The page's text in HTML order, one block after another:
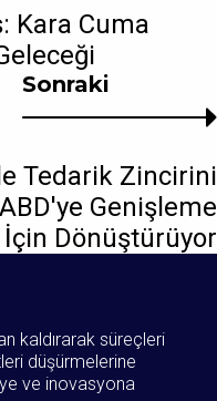
Sonraki
Tedarik Zincirini
Genişleme
İçin Dönüştürüyor
Kara Cuma
kaldırarak süreçleri
düşürmelerine
ve inovasyona